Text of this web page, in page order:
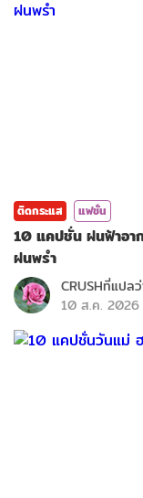
ติดกระแส แฟชั่น
10 แคปชั่น ฝนฟ้าอา
ฝนพรำ
CRUSHที่แปล
10 ส.ค. 2026